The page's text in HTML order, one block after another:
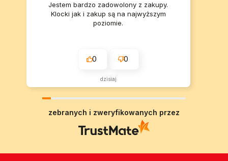
Jestem bardzo zadowolony z zakupy.
Klocki jak i zakup są na najwyższym
poziomie.
0 0
dzisiaj
zebranych i zweryfikowanych przez